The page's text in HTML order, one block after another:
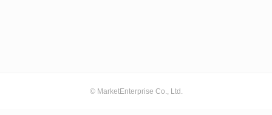
© MarketEnterprise Co., Ltd.